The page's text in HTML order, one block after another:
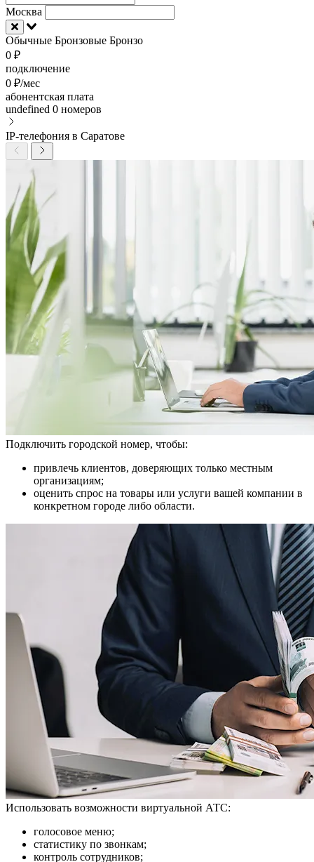
Москва
Обычные Бронзовые Бронзо
0 ₽
подключение
0 ₽/мес
абонентская плата
undefined 0 номеров
IP-телефония в Саратове
Подключить городской номер, чтобы:
привлечь клиентов, доверяющих только местным
организациям;
оценить спрос на товары или услуги вашей компании в
конкретном городе либо области.
Использовать возможности виртуальной АТС:
голосовое меню;
статистику по звонкам;
контроль сотрудников;